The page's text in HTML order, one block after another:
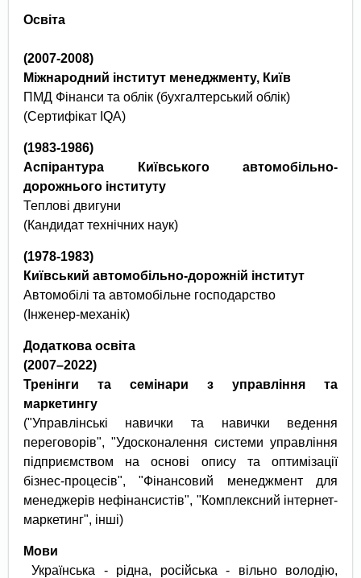
Освіта
(2007-2008)
Міжнародний інститут менеджменту,Київ
ПМД Фінанси та облік (бухгалтерський облік)
(Сертифікат IQA)
(1983-1986)
Аспірантура Київського автомобільно-
дорожнього інституту
Теплові двигуни
(Кандидат технічних наук)
(1978-1983)
Київський автомобільно-дорожній інститут
Автомобілі та автомобільне господарство
(Інженер-механік)
Додаткова освіта
(2007–2022)
Тренінги та семінари з управління та
маркетингу
("Управлінські навички та навички ведення
переговорів", "Удосконалення системи управління
підприємством на основі опису та оптимізації
бізнес-процесів", "Фінансовий менеджмент для
менеджерів нефінансистів", "Комплексний інтернет-
маркетинг", інші)
Мови
Українська - рідна, російська - вільно володію,